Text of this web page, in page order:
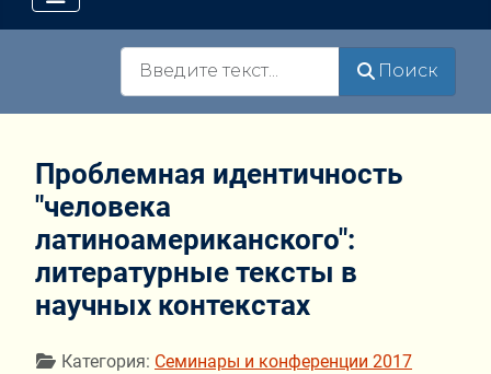
Поиск
Проблемная идентичность
"человека
латиноамериканского":
литературные тексты в
научных контекстах
Информация о материале
Категория: Семинары и конференции 2017